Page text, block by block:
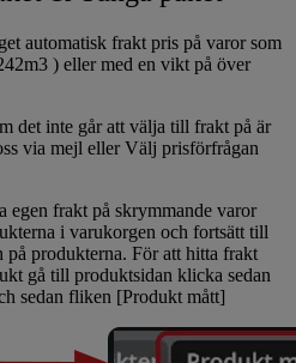
automatisk frakt pris på varor som
) eller med en vikt på över
det inte går att välja till frakt på är
via mejl eller Välj prisförfrågan
egen frakt på skrymmande varor
i varukorgen och fortsätt till
på produkterna. För att hitta frakt
gå till produktsidan klicka sedan
sedan fliken [Produkt mått]